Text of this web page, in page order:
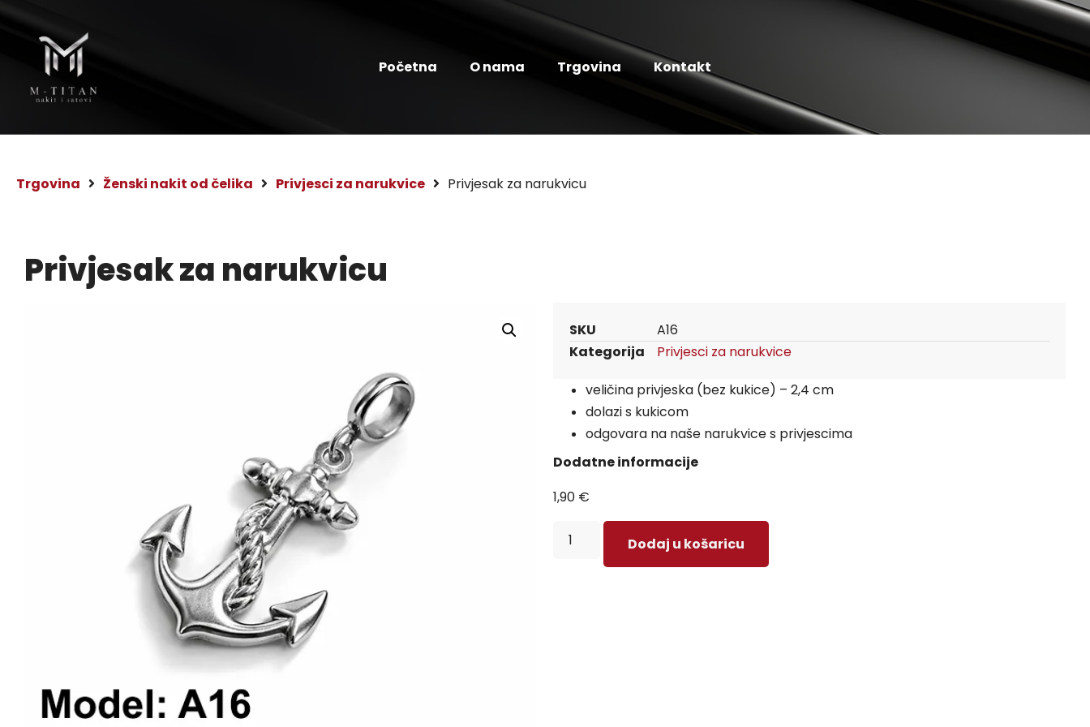
Početna O nama Trgovina Kontakt
Trgovina Ženski nakit od čelika Privjesci za narukvice Privjesak za narukvicu
Privjesak za narukvicu
SKU A16
Kategorija Privjesci za narukvice
veličina privjeska (bez kukice) – 2,4 cm
dolazi s kukicom
odgovara na naše narukvice s privjescima
Dodatne informacije
1,90 €
Dodaj u košaricu